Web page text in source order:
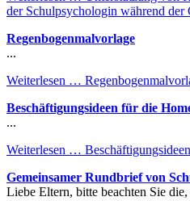
der Schulpsychologin während der
Regenbogenmalvorlage
...
Weiterlesen …
Beschäftigungsideen für die
...
Weiterlesen …
Gemeinsamer Rundbrief von
Liebe Eltern, bitte beachten Sie